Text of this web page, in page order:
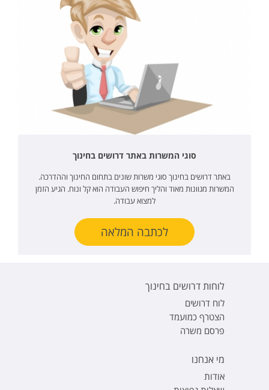
סוגי המשרות באתר דרושים בחינוך
באתר דרושים בחינוך סוגי משרות שונים בתחום החינוך וההדרכה.
המשרות מגוונות מאוד והליך חיפוש העבודה הוא קל ונוח. הגיע הזמן
למצוא עבודה.
לכתבה המלאה
לוחות דרושים בחינוך
לוח דרושים
הצטרף כמועמד
פרסם משרה
מי אנחנו
אודות